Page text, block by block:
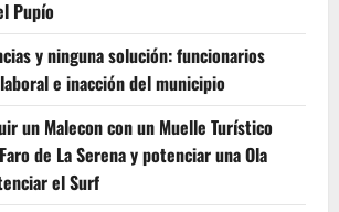
Pupío
y ninguna solución: funcionarios
e inacción del municipio
un Malecon con un Muelle Turístico
de La Serena y potenciar una Ola
el Surf